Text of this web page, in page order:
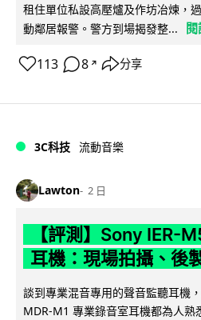
租住單位私設高壓爐及作坊冶煉，
動鄰居報警。警方到場揭發整...
113 8 ↗ 分享
3C科技 流動音樂
Lawton 2 日
【評測】Sony IER-
耳機：現場拍攝、後
談到專業混音專用的聲音監聽耳機
MDR-M1 專業錄音室耳機都為人熟